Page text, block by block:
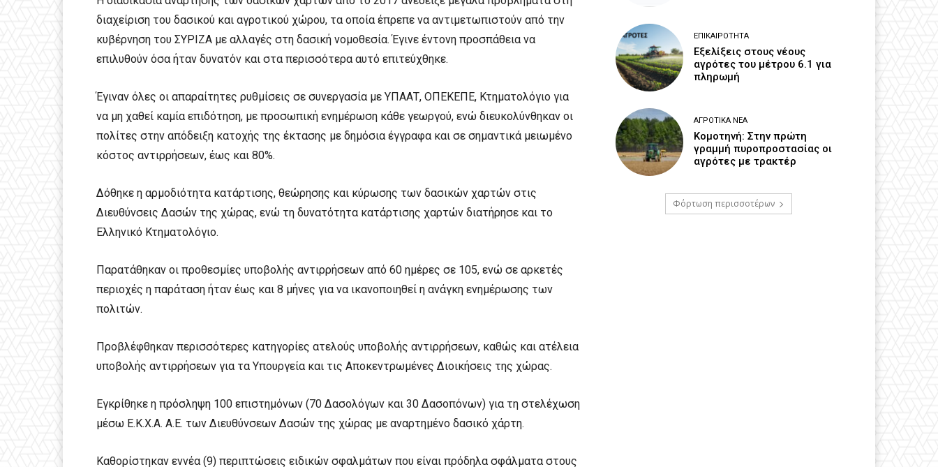
διαχείριση του δασικού και αγροτικού χώρου, τα οποία έπρεπε να αντιμετωπιστούν από την
κυβέρνηση του ΣΥΡΙΖΑ με αλλαγές στη δασική νομοθεσία. Έγινε έντονη προσπάθεια να
επιλυθούν όσα ήταν δυνατόν και στα περισσότερα αυτό επιτεύχθηκε.
Έγιναν όλες οι απαραίτητες ρυθμίσεις σε συνεργασία με ΥΠΑΑΤ, ΟΠΕΚΕΠΕ, Κτηματολόγιο για
να μη χαθεί καμία επιδότηση, με προσωπική ενημέρωση κάθε γεωργού, ενώ διευκολύνθηκαν οι
πολίτες στην απόδειξη κατοχής της έκτασης με δημόσια έγγραφα και σε σημαντικά μειωμένο
κόστος αντιρρήσεων, έως και 80%.
Δόθηκε η αρμοδιότητα κατάρτισης, θεώρησης και κύρωσης των δασικών χαρτών στις
Διευθύνσεις Δασών της χώρας, ενώ τη δυνατότητα κατάρτισης χαρτών διατήρησε και το
Ελληνικό Κτηματολόγιο.
Παρατάθηκαν οι προθεσμίες υποβολής αντιρρήσεων από 60 ημέρες σε 105, ενώ σε αρκετές
περιοχές η παράταση ήταν έως και 8 μήνες για να ικανοποιηθεί η ανάγκη ενημέρωσης των
πολιτών.
Προβλέφθηκαν περισσότερες κατηγορίες ατελούς υποβολής αντιρρήσεων, καθώς και ατέλεια
υποβολής αντιρρήσεων για τα Υπουργεία και τις Αποκεντρωμένες Διοικήσεις της χώρας.
Εγκρίθηκε η πρόσληψη 100 επιστημόνων (70 Δασολόγων και 30 Δασοπόνων) για τη στελέχωση
μέσω Ε.Κ.Χ.Α. Α.Ε. των Διευθύνσεων Δασών της χώρας με αναρτημένο δασικό χάρτη.
Καθορίστηκαν εννέα (9) περιπτώσεις ειδικών σφαλμάτων που είναι πρόδηλα σφάλματα στους
ΕΠΙΚΑΙΡΌΤΗΤΑ
Εξελίξεις στους νέους
αγρότες του μέτρου 6.1 για
πληρωμή
ΑΓΡΟΤΙΚΆ ΝΈΑ
Κομοτηνή: Στην πρώτη
γραμμή πυροπροστασίας οι
αγρότες με τρακτέρ
Φόρτωση περισσοτέρων